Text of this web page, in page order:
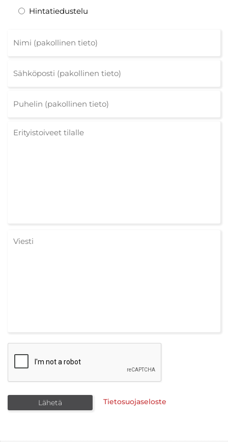
Hintatiedustelu
Tietosuojaseloste